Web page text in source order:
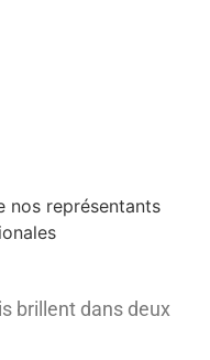
nos représentants
brillent dans deux